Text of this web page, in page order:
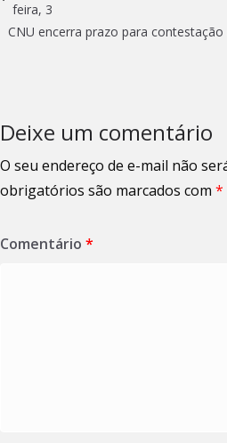
feira, 3
CNU encerra prazo para
Deixe um comentário
O seu endereço de e-mail não
obrigatórios são marcados com *
Comentário *